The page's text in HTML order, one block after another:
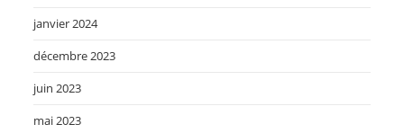
janvier 2024
décembre 2023
juin 2023
mai 2023